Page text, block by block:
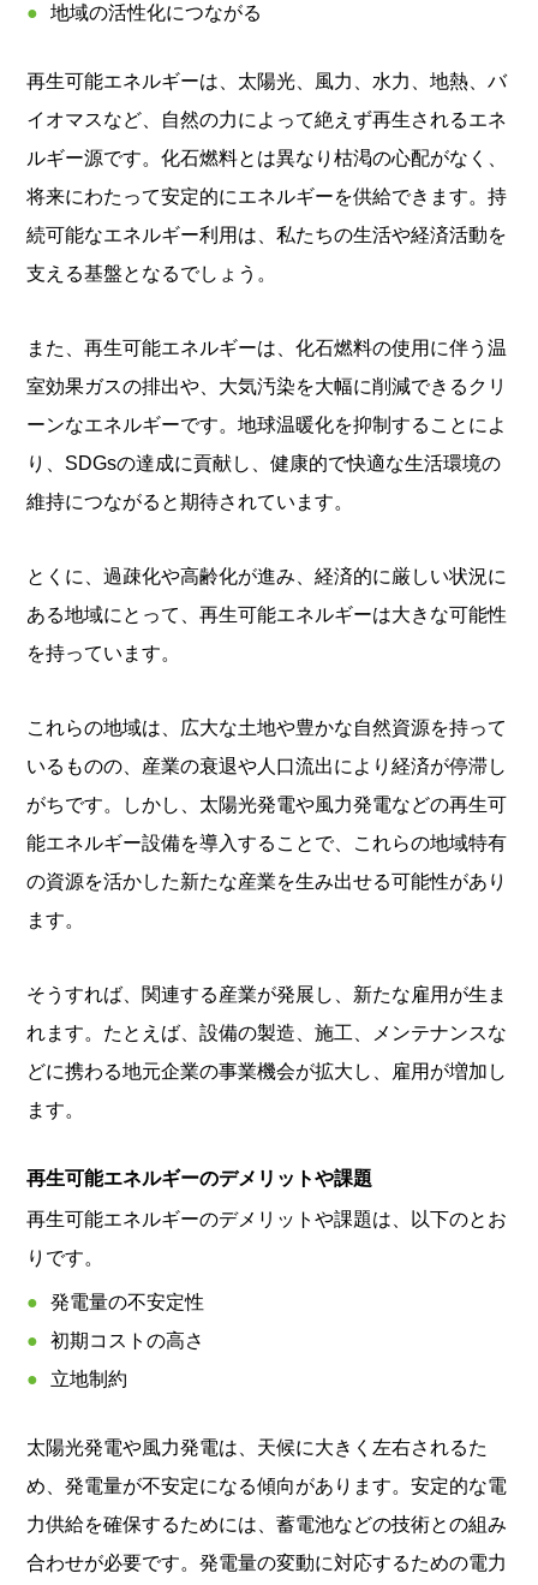
地域の活性化につながる
再生可能エネルギーは、太陽光、風力、水力、地熱、バ
イオマスなど、自然の力によって絶えず再生されるエネ
ルギー源です。化石燃料とは異なり枯渇の心配がなく、
将来にわたって安定的にエネルギーを供給できます。持
続可能なエネルギー利用は、私たちの生活や経済活動を
支える基盤となるでしょう。
また、再生可能エネルギーは、化石燃料の使用に伴う温
室効果ガスの排出や、大気汚染を大幅に削減できるクリ
ーンなエネルギーです。地球温暖化を抑制することによ
り、SDGsの達成に貢献し、健康的で快適な生活環境の
維持につながると期待されています。
とくに、過疎化や高齢化が進み、経済的に厳しい状況に
ある地域にとって、再生可能エネルギーは大きな可能性
を持っています。
これらの地域は、広大な土地や豊かな自然資源を持って
いるものの、産業の衰退や人口流出により経済が停滞し
がちです。しかし、太陽光発電や風力発電などの再生可
能エネルギー設備を導入することで、これらの地域特有
の資源を活かした新たな産業を生み出せる可能性があり
ます。
そうすれば、関連する産業が発展し、新たな雇用が生ま
れます。たとえば、設備の製造、施工、メンテナンスな
どに携わる地元企業の事業機会が拡大し、雇用が増加し
ます。
再生可能エネルギーのデメリットや課題
再生可能エネルギーのデメリットや課題は、以下のとお
りです。
発電量の不安定性
初期コストの高さ
立地制約
太陽光発電や風力発電は、天候に大きく左右されるた
め、発電量が不安定になる傾向があります。安定的な電
力供給を確保するためには、蓄電池などの技術との組み
合わせが必要です。発電量の変動に対応するための電力